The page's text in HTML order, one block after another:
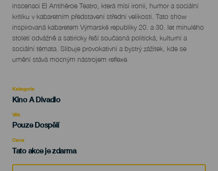
del
evento
inscenaci El Antihéroe Teatro, která mísí ironii, humor a sociální
kritiku v kabaretním představení střední velikosti. Tato show
inspirovaná kabaretem Výmarské republiky 20. a 30. let minulého
století odvážně a satiricky řeší současná politická, kulturní a
sociální témata. Slibuje provokativní a bystrý zážitek, kde se
umění stává mocným nástrojem reflexe.
Kategorie
Categoría
evento
Kino A Divadlo
Věk
Edad
Recomendada
Pouze Dospělí
Cena
Tato akce je zdarma